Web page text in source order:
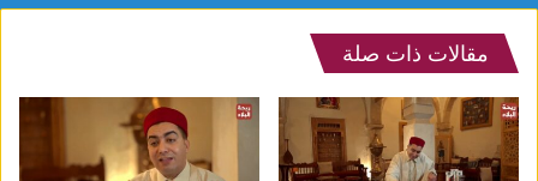
مقالات ذات صلة